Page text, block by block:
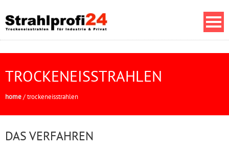
TROCKENEISSTRAHLEN
home/trockeneisstrahlen
DAS VERFAHREN